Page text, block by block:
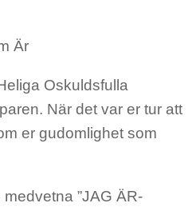
Är
Oskuldsfulla
När det var er tur att
er gudomlighet som
”JAG ÄR-